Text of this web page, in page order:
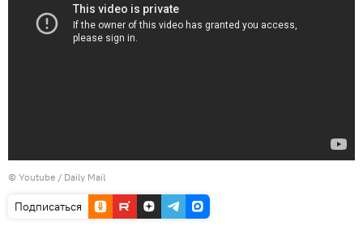
© Youtube / Daily Mail
Подписаться